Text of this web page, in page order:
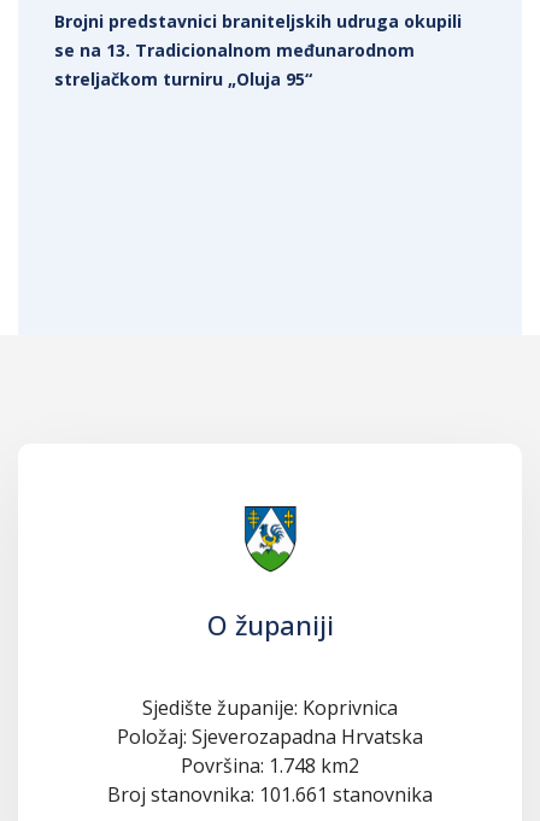
Brojni predstavnici braniteljskih udruga okupili
se na 13. Tradicionalnom međunarodnom
streljačkom turniru „Oluja 95“
O županiji
Sjedište županije: Koprivnica
Položaj: Sjeverozapadna Hrvatska
Površina: 1.748 km2
Broj stanovnika: 101.661 stanovnika